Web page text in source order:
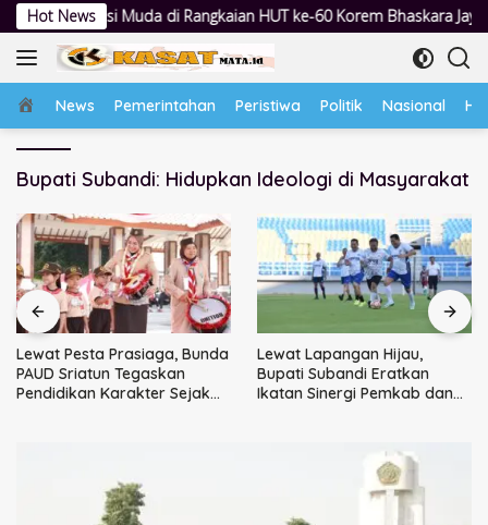
Langsung
ke
konten
Hot News
Muda di Rangkaian HUT ke-60 Korem Bhaskara Jaya
Home
News Pemerintahan Peristiwa Politik Nasional
Bupati Subandi: Hidupkan Ideologi di Masyarakat
Lewat Pesta Prasiaga, Bunda
PAUD Sriatun Tegaskan
Pendidikan Karakter Sejak
Lewat Lapangan Hijau,
Bupati Subandi Eratkan
Ikatan Sinergi Pemkab dan